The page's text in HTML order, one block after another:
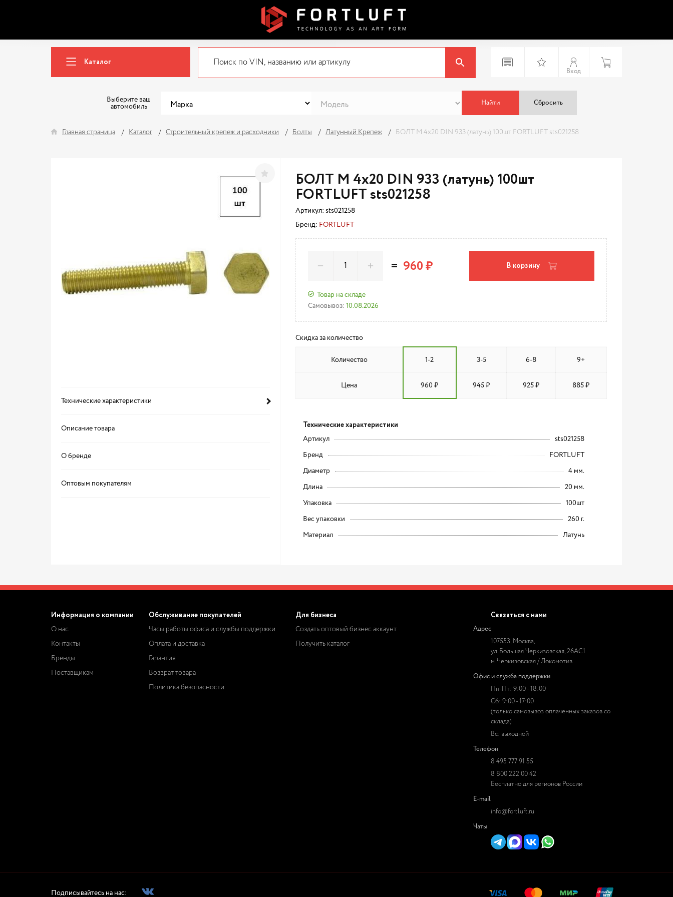
Каталог
Вход
Выберите ваш
автомобиль
Найти Сбросить
Главная страница Каталог Строительный крепеж и расходники Болты Латунный Крепеж БОЛТ М 4х20 DIN 933 (латунь) 100шт FORTLUFT sts021258
Технические характеристики
Описание товара
О бренде
Оптовым покупателям
БОЛТ М 4х20 DIN 933 (латунь) 100шт
FORTLUFT sts021258
Артикул: sts021258
Бренд: FORTLUFT
Товар на складе
Самовывоз: 10.08.2026
= 960 ₽ В корзину
Скидка за количество
Количество 1-2 3-5 6-8 9+
Цена 960 ₽ 945 ₽ 925 ₽ 885 ₽
Технические характеристики
Артикул sts021258
Бренд FORTLUFT
Диаметр 4 мм.
Длина 20 мм.
Упаковка 100шт
Вес упаковки 260 г.
Материал Латунь
Информация о компании
О нас
Контакты
Бренды
Поставщикам
Обслуживание покупателей
Часы работы офиса и службы поддержки
Оплата и доставка
Гарантия
Возврат товара
Политика безопасности
Для бизнеса
Создать оптовый бизнес аккаунт
Получить каталог
Связаться с нами
Адрес
107553, Москва,
ул. Большая Черкизовская, 26АС1
м. Черкизовская / Локомотив
Офис и служба поддержки
Пн-Пт: 9:00 - 18:00
Сб: 9:00 - 17:00
(только самовывоз оплаченных заказов со
склада)
Вс: выходной
Телефон
8 495 777 91 55
8 800 222 00 42
Бесплатно для регионов России
E-mail
info@fortluft.ru
Чаты
Подписывайтесь на нас: